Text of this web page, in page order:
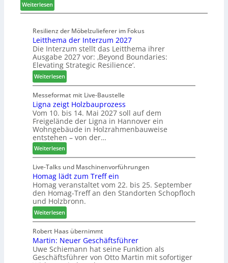
e
r
m
S
o
r
t
i
m
e
n
t
c
n
u
n
g
e
n
f
ü
r
P
l
a
n
t
a
g
Weiterlesen:
L
m
e
l
l
o
-
F
r
ä
s
e
r
u
n
d
-
V
e
r
b
i
n
d
e
r
Resilienz der Möbelzulieferer im Fokus
Leitthema der Interzum 2027
Die Interzum stellt das Leitthema ihrer
Ausgabe 2027 vor: ‚Beyond Boundaries:
Elevating Strategic Resilience‘.
Weiterlesen:
L
e
i
t
t
h
e
m
a
d
e
r
I
n
t
e
r
z
u
m
Messeformat mit Live-Baustelle
Ligna zeigt Holzbauprozess
Vom 10. bis 14. Mai 2027 soll auf dem
Freigelände der Ligna in Hannover ein
Wohngebäude in Holzrahmenbauweise
entstehen – von der…
Weiterlesen:
L
i
g
n
a
z
e
i
g
t
H
o
Live-Talks und Maschinenvorführungen
Homag lädt zum Treff ein
Homag veranstaltet vom 22. bis 25. September
den Homag-Treff an den Standorten Schopfloch
und Holzbronn.
Weiterlesen:
H
o
m
a
g
Robert Haas übernimmt
Martin: Neuer Geschäftsführer
Uwe Schiemann hat seine Funktion als
Geschäftsführer von Otto Martin mit sofortiger